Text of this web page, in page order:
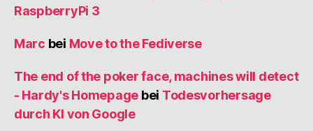
RaspberryPi 3
Marc bei Move to the Fediverse
The end of the poker face, machines will detect
- Hardy's Homepage bei Todesvorhersage
durch KI von Google